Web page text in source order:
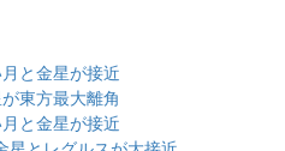
と金星が接近
東方最大離角
と金星が接近